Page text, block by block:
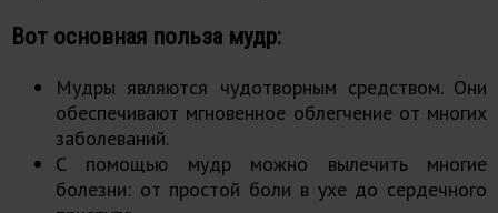
Вот основная польза мудр:
Мудры являются чудотворным средством. Они
обеспечивают мгновенное облегчение от многих
заболеваний.
С помощью мудр можно вылечить многие
болезни: от простой боли в ухе до сердечного